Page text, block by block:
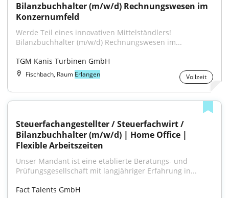
Bilanzbuchhalter (m/w/d) Rechnungswesen im
Konzernumfeld
Werde Teil eines innovativen Mittelständlers!
Bilanzbuchhalter (m/w/d) Rechnungswesen im...
TGM Kanis Turbinen GmbH
Fischbach, Raum Erlangen Vollzeit
Steuerfachangestellter / Steuerfachwirt /
Bilanzbuchhalter (m/w/d) | Home Office |
Flexible Arbeitszeiten
Unser Mandant ist eine etablierte Beratungs- und
Prüfungsgesellschaft mit langjähriger Erfahrung in...
Fact Talents GmbH